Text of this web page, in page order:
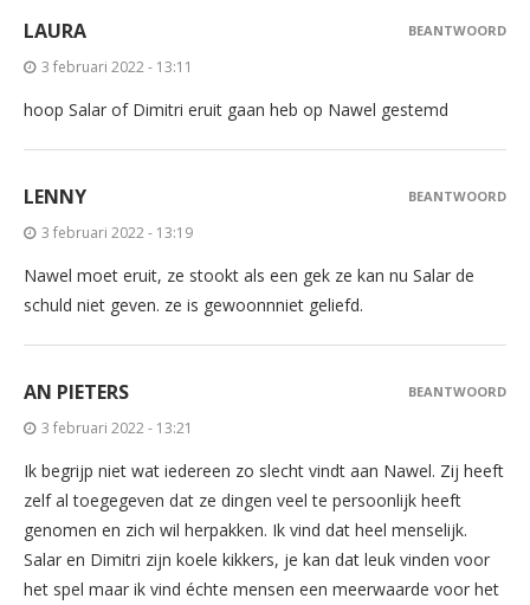
LAURA
3 februari 2022 - 13:11
hoop Salar of Dimitri eruit gaan heb op Nawel gestemd
BEANTWOORD
LENNY
3 februari 2022 - 13:19
Nawel moet eruit, ze stookt als een gek ze kan nu Salar de
schuld niet geven. ze is gewoonnniet geliefd.
BEANTWOORD
AN PIETERS
3 februari 2022 - 13:21
Ik begrijp niet wat iedereen zo slecht vindt aan Nawel. Zij heeft
zelf al toegegeven dat ze dingen veel te persoonlijk heeft
genomen en zich wil herpakken. Ik vind dat heel menselijk.
Salar en Dimitri zijn koele kikkers, je kan dat leuk vinden voor
het spel maar ik vind échte mensen een meerwaarde voor het
BEANTWOORD